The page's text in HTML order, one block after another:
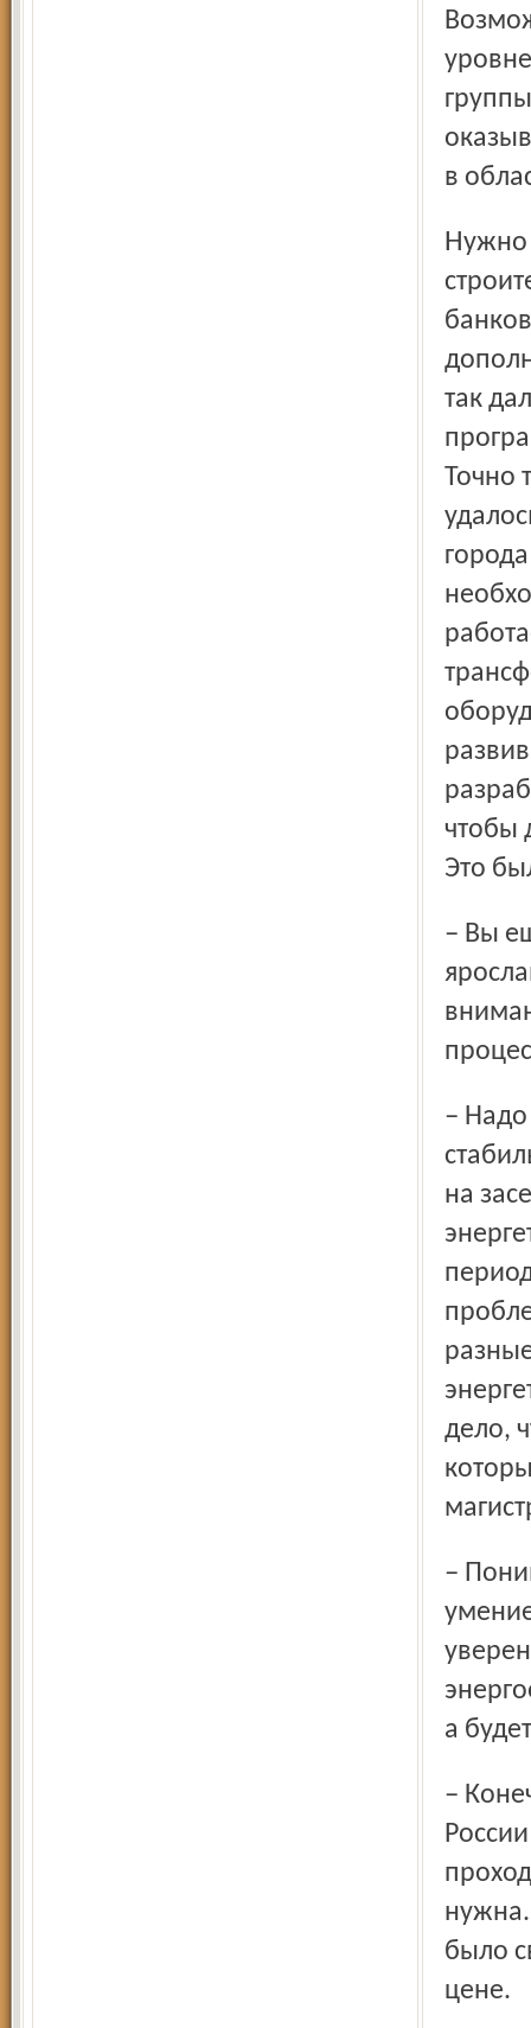
в
Нужно совместными усилиями искать средства на
так
Точно
чтобы
Это
– Вы еще и заместитель секретаря политсовета
– Надо иметь в виду, что Ярославская область – регион
на
дело,
– Понимание ошибок есть, есть желание и возможность,
а
– Конечно. Как сказал председатель правления РАО «ЕЭС
было
цене.